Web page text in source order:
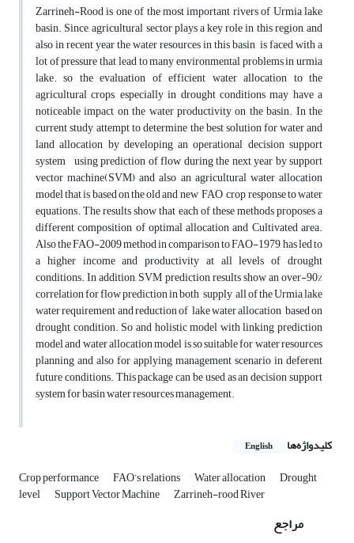
Zarrineh-Rood is one of the most important rivers of Urmia lake
basin. Since, agricultural sector plays a key role in this region, and
also in recent year the water resources in this basin is faced with a
lot of pressure that lead to many environmental problems in urmia
lake. so the evaluation of efficient water allocation to the
agricultural crops, especially in drought conditions may have a
noticeable impact on the water productivity on the basin. In the
current study, attempt to determine the best solution for water and
land allocation by developing an operational decision support
system using prediction of flow during the next year by support
vector machine(SVM) and also an agricultural water allocation
model that is based on the old and new FAO crop response to water
equations. The results show that each of these methods proposes a
different composition of optimal allocation and Cultivated area.
Also the FAO-2009 method in comparison to FAO-1979, has led to
a higher income and productivity at all levels of drought
conditions. In addition, SVM prediction results show an over-90%
correlation for flow prediction in both supply all of the Urmia lake
water requirement and reduction of lake water allocation based on
drought condition. So and holistic model with linking prediction
model and water allocation model is so suitable for water resources
planning and also for applying management scenario in deferent
future conditions. This package can be used as an decision support
system for basin water resources management.
کلیدواژه‌ها English
Crop performance FAO’s relations Water allocation Drought
level Support Vector Machine Zarrineh-rood River
مراجع